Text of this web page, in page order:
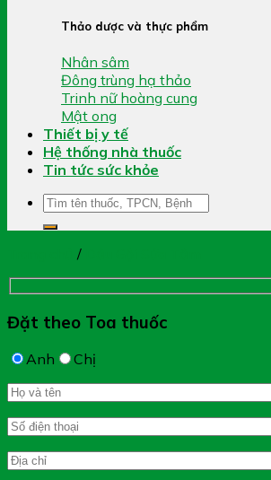
Thảo dược và thực phẩm
Nhân sâm
Đông trùng hạ thảo
Trinh nữ hoàng cung
Mật ong
Thiết bị y tế
Hệ thống nhà thuốc
Tin tức sức khỏe
Tìm
kiếm:
/
Đặt theo Toa thuốc
Anh Chị